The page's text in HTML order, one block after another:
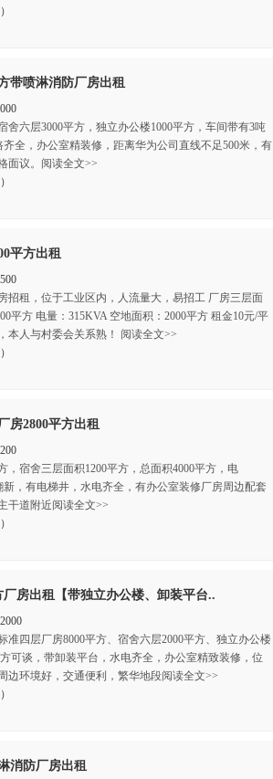
带喷淋消防厂房出租
舍六层3000平方，独立办公楼1000平方，车间带有3吨
全，办公室精装修，距离华为公司直线不足500米，有
面议。阅读全文>>
平方出租
招租，位于工业区内，人流量大，易招工 厂房三层面
平方 电量：315KVA 空地面积：2000平方 租金10元/平
本人与村委会关系熟！ 阅读全文>>
房2800平方出租
，宿舍三层面积1200平方，总面积4000平方，电
，有电梯井，水电齐全，有办公室装修厂房周边配套
干道附近阅读全文>>
房出租【带独立办公楼、卸装平台..
2000
准四层厂房8000平方、宿舍六层2000平方、独立办公楼
可谈，带卸装平台，水电齐全，办公室精致装修，位
边环境好，交通便利，繁华地段阅读全文>>
消防厂房出租